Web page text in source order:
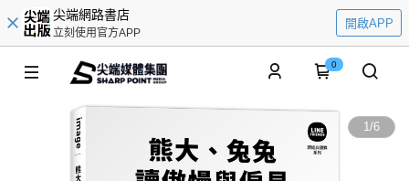
尖端網路書店
立刻使用官方APP
開啟APP
0
1/6